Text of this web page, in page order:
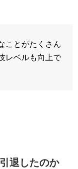
ことがたくさん
レベルも向上で
退したのか